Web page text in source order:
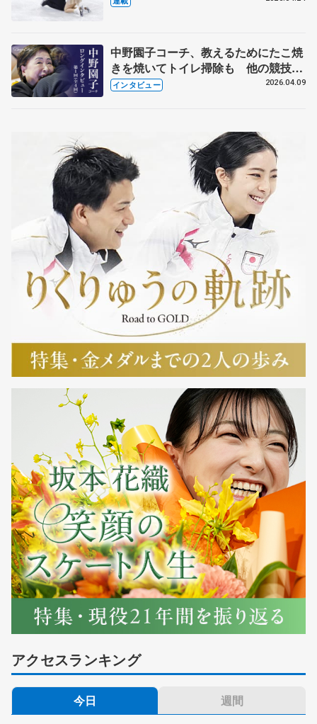
中野園子コーチ、教えるためにたこ焼
きを焼いてトイレ掃除も 他の競技に
も通用するという坂本花織の筋肉
インタビュー 2026.04.09
アクセスランキング
今日 週間